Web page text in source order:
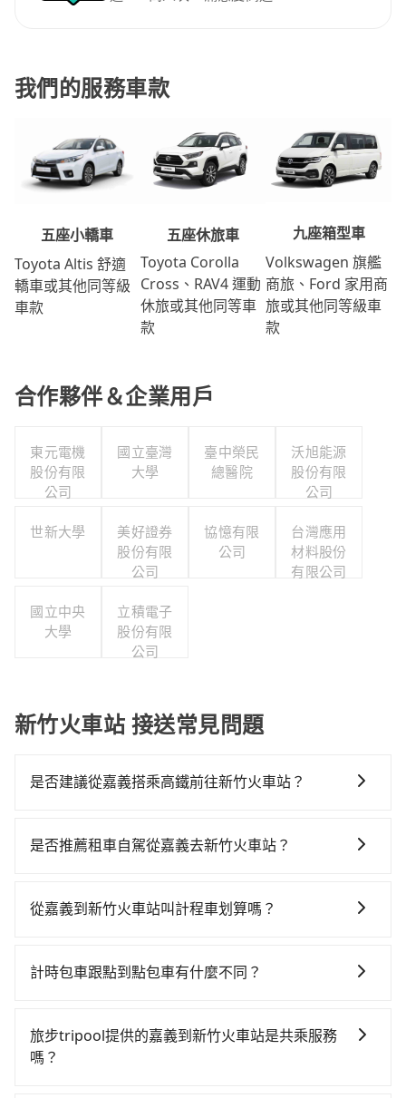
我們的服務車款
五座小轎車
Toyota Altis 舒適
轎車或其他同等級
車款
五座休旅車
Toyota Corolla
Cross、RAV4 運動
休旅或其他同等車
款
九座箱型車
Volkswagen 旗艦
商旅、Ford 家用商
旅或其他同等級車
款
合作夥伴＆企業用戶
東元電機
股份有限
公司
國立臺灣
大學
臺中榮民
總醫院
沃旭能源
股份有限
公司
世新大學
美好證券
股份有限
公司
協憶有限
公司
台灣應用
材料股份
有限公司
國立中央
大學
立積電子
股份有限
公司
新竹火車站 接送常見問題
是否建議從嘉義搭乘高鐵前往新竹火車站？
時、較貴！從最早06:48一直到22:32，嘉義-新竹一天最
約23分鐘。抵達高鐵站後，步行進站、現場購票並於月
再用5分鐘出站、等待車站前排班的計程車，搭上小黃後
位同行，高鐵加轉乘之平均每人花費為1,060元。但如果
全程使用tripool並到府專車接送，則每人平均花費約
是否推薦租車自駕從嘉義去新竹火車站？
時不需要閉目養神（因為要自己開車），最重要的是你
$115~205承租小轎車，每公里再額外加收$3.2，從嘉義
回），雖已將eTag和可能的每小時40元路邊停車費用預
估進去，但額外的汽車保險與可能的罰單都需自付。再
從嘉義到新竹火車站叫計程車划算嗎？
灣大車隊，如果在路邊攔不到車，也可考慮打電話至附
算，價格約為3,675~4,400元間，但如改預約tripool可
省高達$1,400。綜合以上，無論在價格或服務品質上，
計時包車跟點到點包車有什麼不同？
不同之處： 計時包車：計時包車是按照用車時間來計
費，通常以每小時為單位，客戶可以根據自己的需要預
旅步tripool提供的嘉義到新竹火車站是共乘服務
嗎？